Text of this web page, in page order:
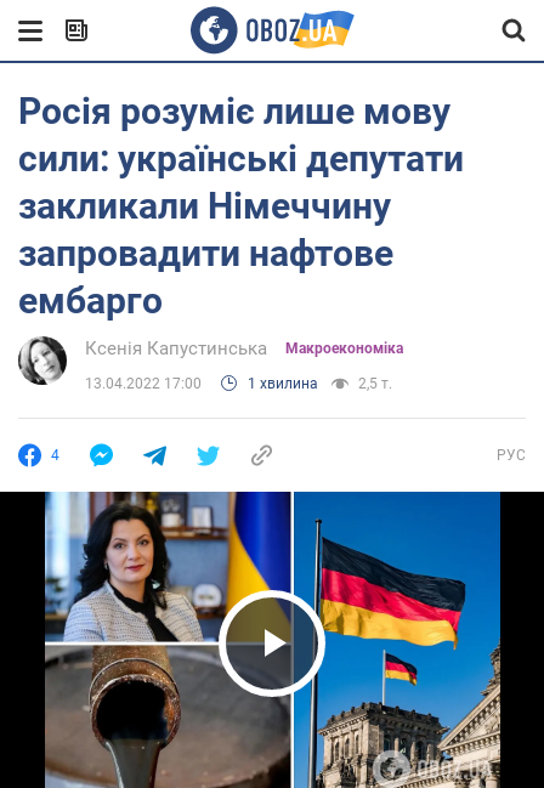
Росія розуміє лише мову
сили: українські депутати
закликали Німеччину
запровадити нафтове
ембарго
Ксенія Капустинська Mакроекономіка
13.04.2022 17:00 1 хвилина 2,5 т.
4 РУС
Play Video